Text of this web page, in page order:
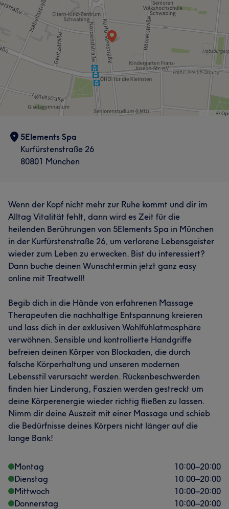
5Elements Spa
Kurfürstenstraße 26
80801 München
Wenn der Kopf nicht mehr zur Ruhe kommt und dir im
Alltag Vitalität fehlt, dann wird es Zeit für die
heilenden Berührungen von 5Elements Spa in München
in der Kurfürstenstraße 26, um verlorene Lebensgeister
wieder zum Leben zu erwecken. Bist du interessiert?
Dann buche deinen Wunschtermin jetzt ganz easy
online mit Treatwell!
Begib dich in die Hände von erfahrenen Massage
Therapeuten die nachhaltige Entspannung kreieren
und lass dich in der exklusiven Wohlfühlatmosphäre
verwöhnen. Sensible und kontrollierte Handgriffe
befreien deinen Körper von Blockaden, die durch
falsche Körperhaltung und unseren modernen
Lebensstil verursacht werden. Rückenbeschwerden
finden hier Linderung, Faszien werden gestreckt um
deine Körperenergie wieder richtig fließen zu lassen.
Nimm dir deine Auszeit mit einer Massage und schieb
die Bedürfnisse deines Körpers nicht länger auf die
lange Bank!
Montag 10:00–20:00
Dienstag
10:00–20:00
Mittwoch
10:00–20:00
Donnerstag
10:00–20:00